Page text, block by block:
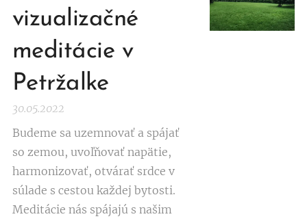
vizualizačné
meditácie v
Petržalke
30.05.2022
Budeme sa uzemnovať a spájať
so zemou, uvoľňovať napätie,
harmonizovať, otvárať srdce v
súlade s cestou každej bytosti.
Meditácie nás spájajú s našim